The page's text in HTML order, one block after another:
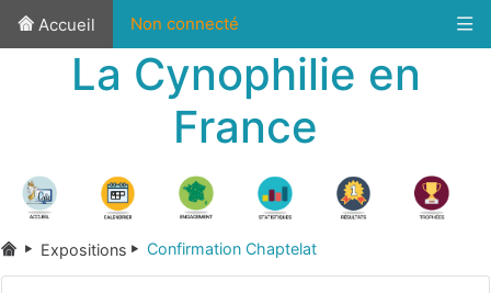
Accueil Non connecté
La Cynophilie en
France
Expositions Confirmation Chaptelat